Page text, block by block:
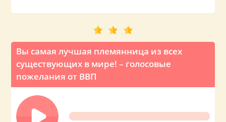
Вы самая лучшая племянница из всех
существующих в мире! – голосовые
пожелания от ВВП